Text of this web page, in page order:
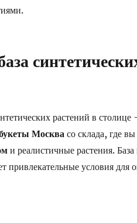
растений в
Москвасо склада, где вы
и реалистичные растения.
привлекательные условия для